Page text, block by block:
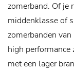
zomerband. Of je
middenklasse of
zomerbanden
high performance
met een lager